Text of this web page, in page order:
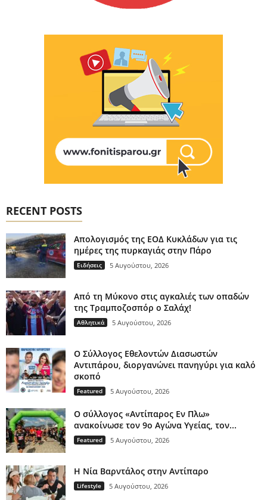
RECENT POSTS
Απολογισμός της ΕΟΔ Κυκλάδων για τις
ημέρες της πυρκαγιάς στην Πάρο
Ειδήσεις 5 Αυγούστου, 2026
Από τη Μύκονο στις αγκαλιές των οπαδών
της Τραμποζοσπόρ ο Σαλάχ!
Αθλητικά 5 Αυγούστου, 2026
O Σύλλογος Εθελοντών Διασωστών
Αντιπάρου, διοργανώνει πανηγύρι για καλό
σκοπό
Featured 5 Αυγούστου, 2026
Ο σύλλογος «Αντίπαρος Εν Πλω»
ανακοίνωσε τον 9ο Αγώνα Υγείας, τον...
Featured 5 Αυγούστου, 2026
Η Νία Βαρντάλος στην Αντίπαρο
Lifestyle 5 Αυγούστου, 2026